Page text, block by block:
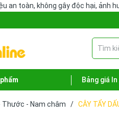
an toàn, không gây độc hại, ảnh
Bảng giá In
Thước - Nam châm / CÂY TẨY